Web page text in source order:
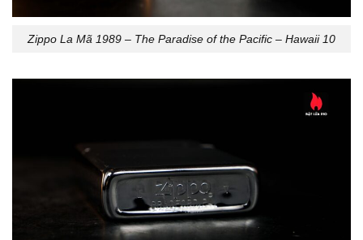
Zippo La Mã 1989 – The Paradise of the Pacific – Hawaii 10